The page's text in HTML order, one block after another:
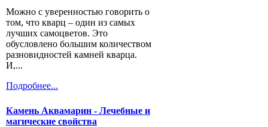
Можно с уверенностью говорить о
том, что кварц – один из самых
лучших самоцветов. Это
обусловлено большим количеством
разновидностей камней кварца.
И,...
Подробнее...
Камень Аквамарин - Лечебные и
магические свойства